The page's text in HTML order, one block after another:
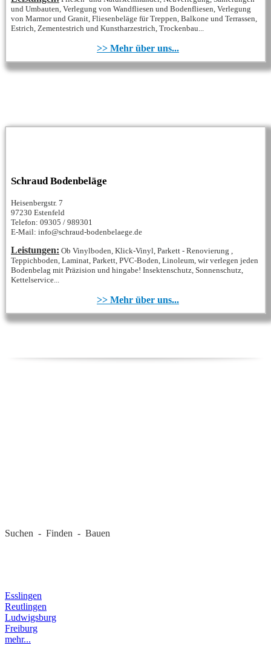
und Umbauten, Verlegung von Wandfliesen und Bodenfliesen, Verlegung
von Marmor und Granit, Fliesenbeläge für Treppen, Balkone und Terrassen,
Estrich, Zementestrich und Kunstharzestrich, Trockenbau...
>> Mehr über uns...
Schraud Bodenbeläge
Heisenbergstr. 7
97230 Estenfeld
Telefon: 09305 / 989301
E-Mail: info@schraud-bodenbelaege.de
Leistungen: Ob Vinylboden, Klick-Vinyl, Parkett - Renovierung ,
Teppichboden, Laminat, Parkett, PVC-Boden, Linoleum, wir verlegen jeden
Bodenbelag mit Präzision und hingabe! Insektenschutz, Sonnenschutz,
Kettelservice...
>> Mehr über uns...
Suchen - Finden - Bauen
Esslingen
Reutlingen
Ludwigsburg
Freiburg
mehr...